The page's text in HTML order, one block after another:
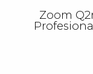
Zoom